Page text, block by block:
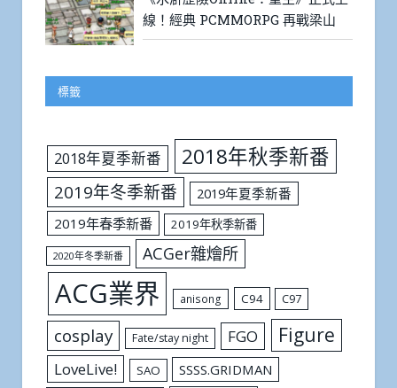
線！經典 PCMMORPG 再戰梁山
標籤
2018年夏季新番 2018年秋季新番
2019年冬季新番
2019年夏季新番
2019年春季新番
2019年秋季新番
2020年冬季新番 ACGer雜燴所
ACG業界 anisong C94 C97
cosplay Fate/stay night FGO Figure
LoveLive! SAO SSSS.GRIDMAN